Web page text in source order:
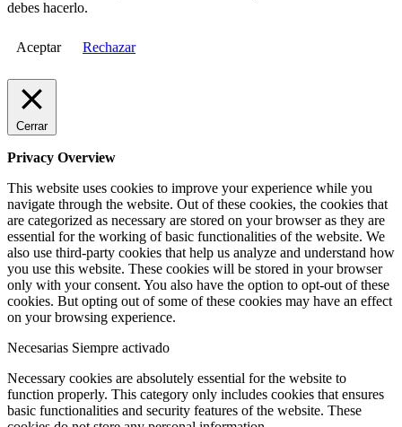
debes hacerlo.
Aceptar Rechazar
Cerrar
Privacy Overview
This website uses cookies to improve your experience while you
navigate through the website. Out of these cookies, the cookies that
are categorized as necessary are stored on your browser as they are
essential for the working of basic functionalities of the website. We
also use third-party cookies that help us analyze and understand how
you use this website. These cookies will be stored in your browser
only with your consent. You also have the option to opt-out of these
cookies. But opting out of some of these cookies may have an effect
on your browsing experience.
Necesarias Siempre activado
Necessary cookies are absolutely essential for the website to
function properly. This category only includes cookies that ensures
basic functionalities and security features of the website. These